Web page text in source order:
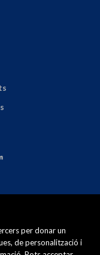
per donar un
de personalització i